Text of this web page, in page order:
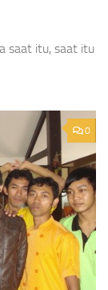
saat itu, saat itu
0